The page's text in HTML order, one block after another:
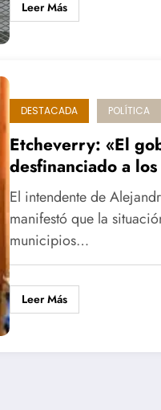
Leer Más
DESTACADA POLÍTICA
Etcheverry: «El
desfinanciado a
El intendente de
manifestó que la
municipios…
Leer Más